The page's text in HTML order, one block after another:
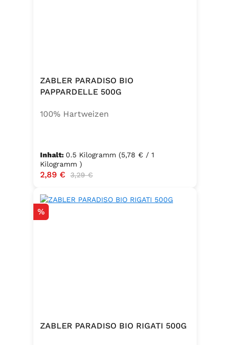
ZABLER PARADISO BIO
PAPPARDELLE 500G
100% Hartweizen
Inhalt: 0.5 Kilogramm (5,78 € / 1
Kilogramm )
Verkaufspreis:
2,89 € Regulärer Preis:
3,29 €
Rabatt
%
ZABLER PARADISO BIO RIGATI 500G